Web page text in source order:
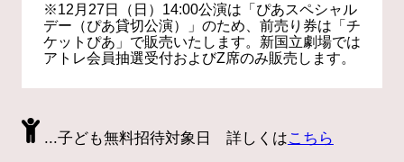
※12月27日（日）14:00公演は「ぴあスペシャル
デー（ぴあ貸切公演）」のため、前売り券は「チ
ケットぴあ」で販売いたします。新国立劇場では
アトレ会員抽選受付およびZ席のみ販売します。
...子ども無料招待対象日 詳しくはこちら